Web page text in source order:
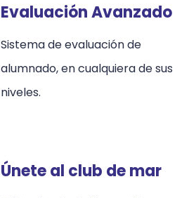
Evaluación Avanzado
Sistema de evaluación de
alumnado, en cualquiera de sus
niveles.
Únete al club de mar